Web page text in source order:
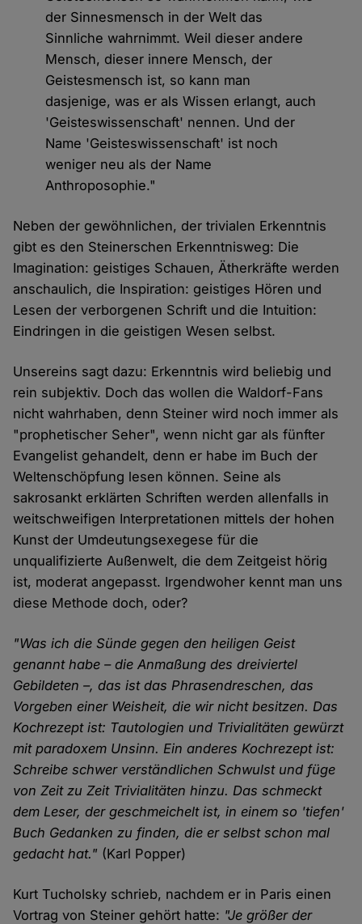
der Sinnesmensch in der Welt das
Sinnliche wahrnimmt. Weil dieser andere
Mensch, dieser innere Mensch, der
Geistesmensch ist, so kann man
dasjenige, was er als Wissen erlangt, auch
'Geisteswissenschaft' nennen. Und der
Name 'Geisteswissenschaft' ist noch
weniger neu als der Name
Anthroposophie."
Neben der gewöhnlichen, der trivialen Erkenntnis
gibt es den Steinerschen Erkenntnisweg: Die
Imagination: geistiges Schauen, Ätherkräfte werden
anschaulich, die Inspiration: geistiges Hören und
Lesen der verborgenen Schrift und die Intuition:
Eindringen in die geistigen Wesen selbst.
Unsereins sagt dazu: Erkenntnis wird beliebig und
rein subjektiv. Doch das wollen die Waldorf-Fans
nicht wahrhaben, denn Steiner wird noch immer als
"prophetischer Seher", wenn nicht gar als fünfter
Evangelist gehandelt, denn er habe im Buch der
Weltenschöpfung lesen können. Seine als
sakrosankt erklärten Schriften werden allenfalls in
weitschweifigen Interpretationen mittels der hohen
Kunst der Umdeutungsexegese für die
unqualifizierte Außenwelt, die dem Zeitgeist hörig
ist, moderat angepasst. Irgendwoher kennt man uns
diese Methode doch, oder?
"Was ich die Sünde gegen den heiligen Geist
genannt habe – die Anmaßung des dreiviertel
Gebildeten –, das ist das Phrasendreschen, das
Vorgeben einer Weisheit, die wir nicht besitzen. Das
Kochrezept ist: Tautologien und Trivialitäten gewürzt
mit paradoxem Unsinn. Ein anderes Kochrezept ist:
Schreibe schwer verständlichen Schwulst und füge
von Zeit zu Zeit Trivialitäten hinzu. Das schmeckt
dem Leser, der geschmeichelt ist, in einem so 'tiefen'
Buch Gedanken zu finden, die er selbst schon mal
gedacht hat." (Karl Popper)
Kurt Tucholsky schrieb, nachdem er in Paris einen
Vortrag von Steiner gehört hatte: "Je größer der